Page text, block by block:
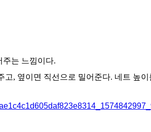
는 느낌이다.
, 옆이면 직선으로 밀어준다. 네트 높